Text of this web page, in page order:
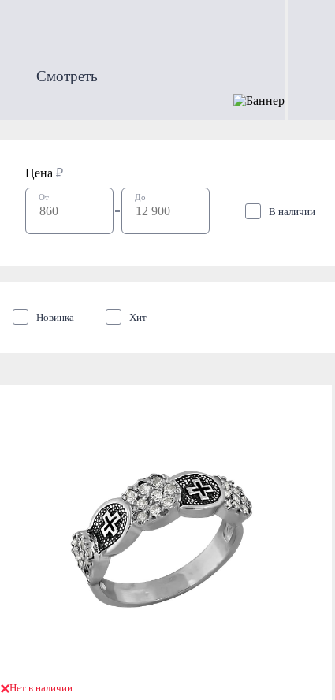
Смотреть
Цена ₽
От До
В наличии
Новинка Хит
Нет в наличии